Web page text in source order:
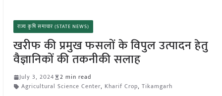
राज्य कृषि समाचार (STATE NEWS)
खरीफ की प्रमुख फसलों के विपुल उत्पादन हेतु
वैज्ञानिकों की तकनीकी सलाह
July 3, 2024
2 min read
Agricultural Science Center, Kharif Crop, Tikamgarh